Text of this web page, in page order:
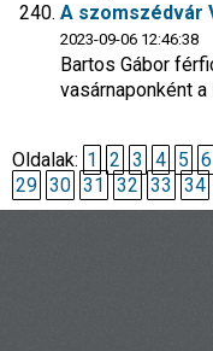
A szomszédvár
2023-09-06 12:46:38
Bartos Gábor
vasárnaponként
Oldalak: 1 2 3 4 5 6
29 30 31 32 33 34